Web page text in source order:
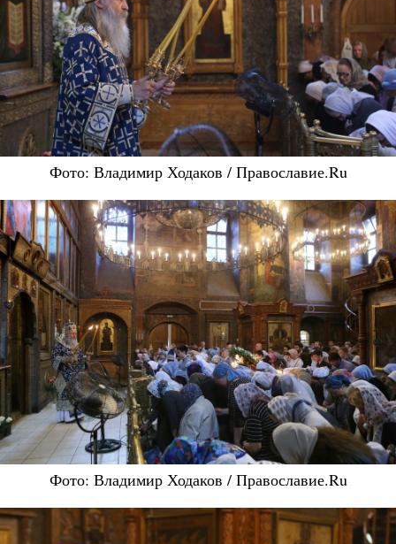
Фото: Владимир Ходаков / Православие.Ru
Фото: Владимир Ходаков / Православие.Ru